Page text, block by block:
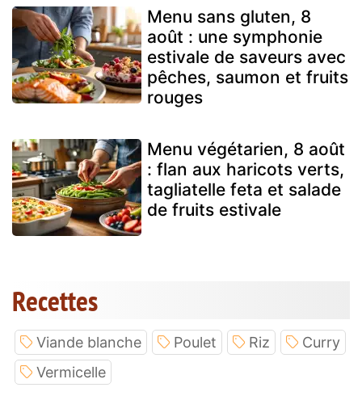
Menu sans gluten, 8
août : une symphonie
estivale de saveurs avec
pêches, saumon et fruits
rouges
Menu végétarien, 8 août
: flan aux haricots verts,
tagliatelle feta et salade
de fruits estivale
Recettes
Viande blanche Poulet Riz
Curry
Vermicelle